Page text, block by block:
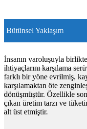
Bütünsel Yaklaşım
İnsanın varoluşuyla
ihtiyaçlarını karşılama
farklı bir yöne evrilmiş,
karşılamaktan öte
dönüşmüştür. Özellikle
çıkan üretim tarzı ve
alt üst etmiştir.